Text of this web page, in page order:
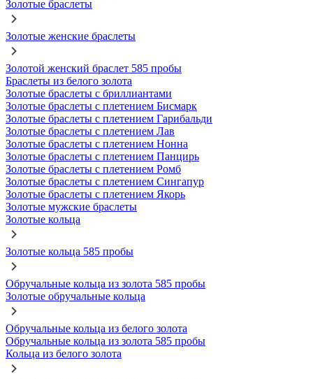
Золотые браслеты
Золотые женские браслеты
Золотой женский браслет 585 пробы
Браслеты из белого золота
Золотые браслеты с бриллиантами
Золотые браслеты с плетением Бисмарк
Золотые браслеты с плетением Гарибальди
Золотые браслеты с плетением Лав
Золотые браслеты с плетением Нонна
Золотые браслеты с плетением Панцирь
Золотые браслеты с плетением Ромб
Золотые браслеты с плетением Сингапур
Золотые браслеты с плетением Якорь
Золотые мужские браслеты
Золотые кольца
Золотые кольца 585 пробы
Обручальные кольца из золота 585 пробы
Золотые обручальные кольца
Обручальные кольца из белого золота
Обручальные кольца из золота 585 пробы
Кольца из белого золота